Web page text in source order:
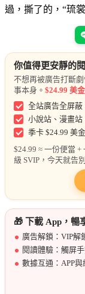
過 ，撕了的 ，“琉
你值得更安靜的
不想再被廣告打斷
事本身。 $24.99 美
全站廣告全屏蔽
小說站、漫畫站
季卡 $24.99 美
$24.99 ≈ 一份便當
級 SVIP，今天就告
🎁 下載 App，暢
廣告解鎖：VIP解
閱讀體驗：觸屏
數據互通：APP